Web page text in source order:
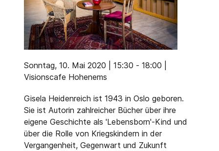
Sonntag, 10. Mai 2020 | 15:30 - 18:00 |
Visionscafe Hohenems
Gisela Heidenreich ist 1943 in Oslo geboren.
Sie ist Autorin zahlreicher Bücher über ihre
eigene Geschichte als 'Lebensborn'-Kind und
über die Rolle von Kriegskindern in der
Vergangenheit, Gegenwart und Zukunft